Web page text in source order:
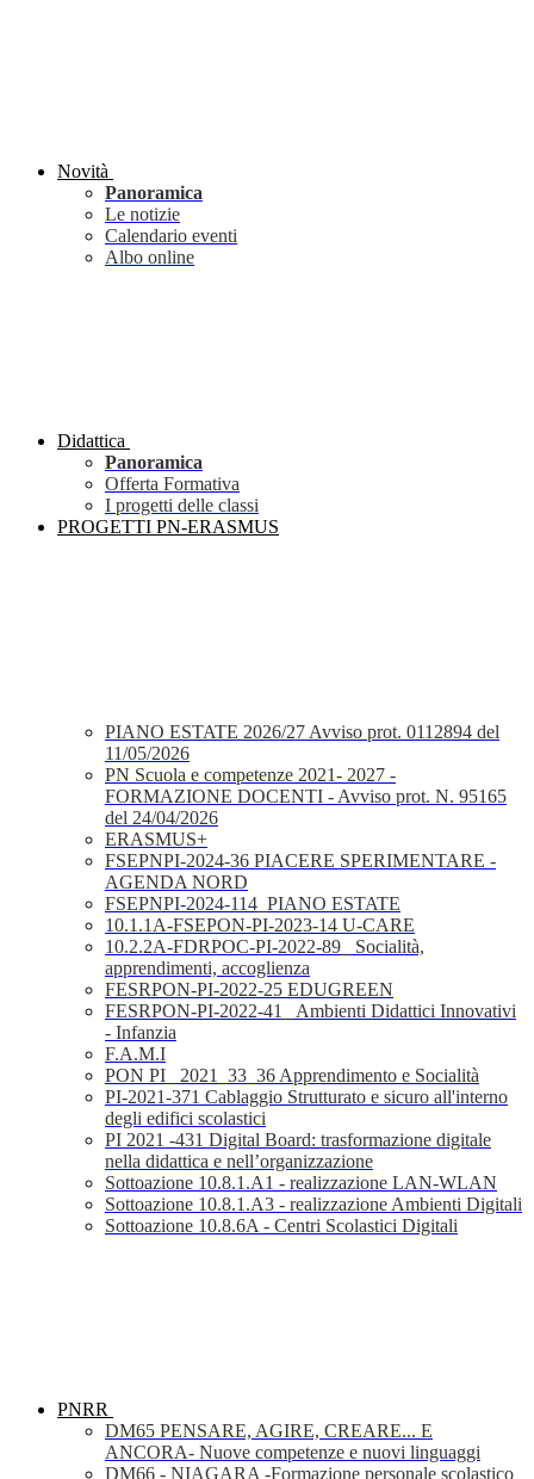
Novità
Panoramica
Le notizie
Calendario eventi
Albo online
Didattica
Panoramica
Offerta Formativa
I progetti delle classi
PROGETTI PN-ERASMUS
PIANO ESTATE 2026/27 Avviso prot. 0112894 del
11/05/2026
PN Scuola e competenze 2021- 2027 -
FORMAZIONE DOCENTI - Avviso prot. N. 95165
del 24/04/2026
ERASMUS+
FSEPNPI-2024-36 PIACERE SPERIMENTARE -
AGENDA NORD
FSEPNPI-2024-114_PIANO ESTATE
10.1.1A-FSEPON-PI-2023-14 U-CARE
10.2.2A-FDRPOC-PI-2022-89_ Socialità,
apprendimenti, accoglienza
FESRPON-PI-2022-25 EDUGREEN
FESRPON-PI-2022-41_ Ambienti Didattici Innovativi
- Infanzia
F.A.M.I
PON PI_ 2021_33_36 Apprendimento e Socialità
PI-2021-371 Cablaggio Strutturato e sicuro all'interno
degli edifici scolastici
PI 2021 -431 Digital Board: trasformazione digitale
nella didattica e nell’organizzazione
Sottoazione 10.8.1.A1 - realizzazione LAN-WLAN
Sottoazione 10.8.1.A3 - realizzazione Ambienti Digitali
Sottoazione 10.8.6A - Centri Scolastici Digitali
PNRR
DM65 PENSARE, AGIRE, CREARE... E
ANCORA- Nuove competenze e nuovi linguaggi
DM66 - NIAGARA -Formazione personale scolastico